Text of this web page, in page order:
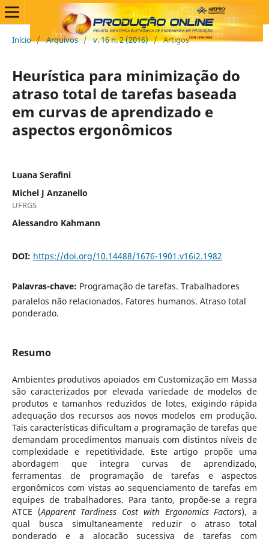
Início / Arquivos / v. 16 n. 2 (2016) / Artigos
Heurística para minimização do
atraso total de tarefas baseada
em curvas de aprendizado e
aspectos ergonômicos
Luana Serafini
Michel J Anzanello
UFRGS
Alessandro Kahmann
DOI: https://doi.org/10.14488/1676-1901.v16i2.1982
Palavras-chave: Programação de tarefas. Trabalhadores
paralelos não relacionados. Fatores humanos. Atraso total
ponderado.
Resumo
Ambientes produtivos apoiados em Customização em Massa
são caracterizados por elevada variedade de modelos de
produtos e tamanhos reduzidos de lotes, exigindo rápida
adequação dos recursos aos novos modelos em produção.
Tais características dificultam a programação de tarefas que
demandam procedimentos manuais com distintos níveis de
complexidade e repetitividade. Este artigo propõe uma
abordagem que integra curvas de aprendizado,
ferramentas de programação de tarefas e aspectos
ergonômicos com vistas ao sequenciamento de tarefas em
equipes de trabalhadores. Para tanto, propõe-se a regra
ATCE (Apparent Tardiness Cost with Ergonomics Factors), a
qual busca simultaneamente reduzir o atraso total
ponderado e a alocação sucessiva de tarefas com